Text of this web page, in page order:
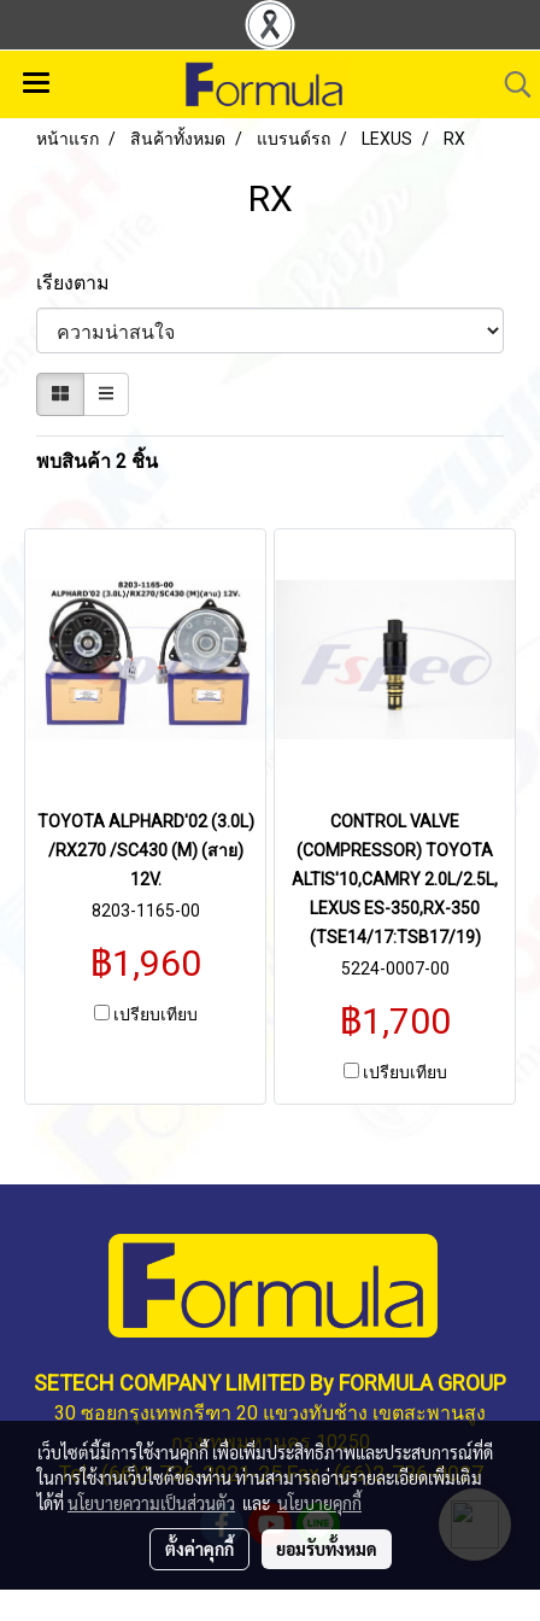
หน้าแรก สินค้าทั้งหมด แบรนด์รถ LEXUS RX
RX
เรียงตาม
พบสินค้า 2 ชิ้น
TOYOTA ALPHARD'02 (3.0L)
/RX270 /SC430 (M) (สาย)
12V.
8203-1165-00
฿1,960
เปรียบเทียบ
CONTROL VALVE
(COMPRESSOR) TOYOTA
ALTIS'10,CAMRY 2.0L/2.5L,
LEXUS ES-350,RX-350
(TSE14/17:TSB17/19)
5224-0007-00
฿1,700
เปรียบเทียบ
SETECH COMPANY LIMITED By FORMULA GROUP
30 ซอยกรุงเทพกรีฑา 20 แขวงทับช้าง เขตสะพานสูง
กรุงเทพมหานคร 10250
Tel : (66)2-736-2021-25 Fax : (66)2-736-0027
เว็บไซต์นี้มีการใช้งานคุกกี้ เพื่อเพิ่มประสิทธิภาพและประสบการณ์ที่ดี
ในการใช้งานเว็บไซต์ของท่าน ท่านสามารถอ่านรายละเอียดเพิ่มเติม
ได้ที่นโยบายความเป็นส่วนตัว และนโยบายคุกกี้
ตั้งค่าคุกกี้ ยอมรับทั้งหมด